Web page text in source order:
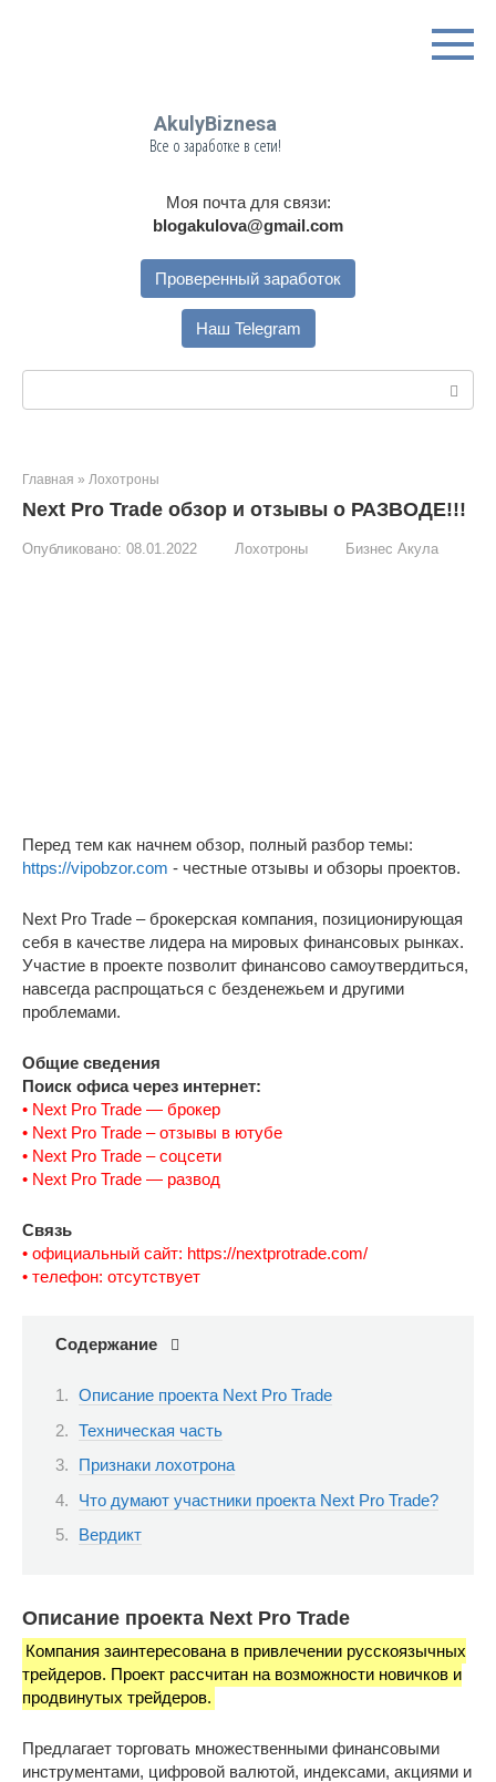
AkulyBiznesa
Все о заработке в сети!
Моя почта для связи:
blogakulova@gmail.com
Проверенный заработок
Наш Telegram
Главная » Лохотроны
Next Pro Trade обзор и отзывы о РАЗВОДЕ!!!
Опубликовано: 08.01.2022 Лохотроны Бизнес Акула
Перед тем как начнем обзор, полный разбор темы:
https://vipobzor.com - честные отзывы и обзоры проектов.
Next Pro Trade – брокерская компания, позиционирующая
себя в качестве лидера на мировых финансовых рынках.
Участие в проекте позволит финансово самоутвердиться,
навсегда распрощаться с безденежьем и другими
проблемами.
Общие сведения
Поиск офиса через интернет:
• Next Pro Trade — брокер
• Next Pro Trade – отзывы в ютубе
• Next Pro Trade – соцсети
• Next Pro Trade — развод
Связь
• официальный сайт: https://nextprotrade.com/
• телефон: отсутствует
Содержание
Описание проекта Next Pro Trade
Техническая часть
Признаки лохотрона
Что думают участники проекта Next Pro Trade?
Вердикт
Описание проекта Next Pro Trade
Компания заинтересована в привлечении русскоязычных
трейдеров. Проект рассчитан на возможности новичков и
продвинутых трейдеров.
Предлагает торговать множественными финансовыми
инструментами, цифровой валютой, индексами, акциями и